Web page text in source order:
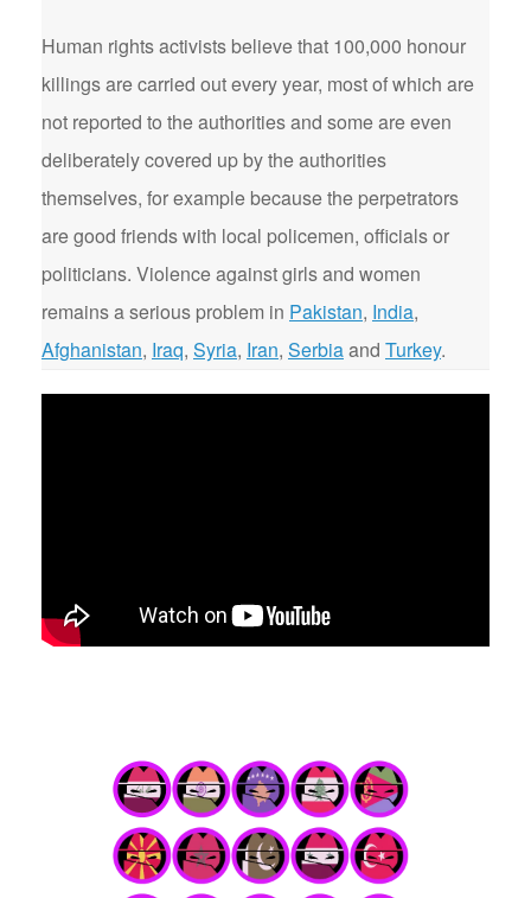
Human rights activists believe that 100,000 honour
killings are carried out every year, most of which are
not reported to the authorities and some are even
deliberately covered up by the authorities
themselves, for example because the perpetrators
are good friends with local policemen, officials or
politicians. Violence against girls and women
remains a serious problem in Pakistan, India,
Afghanistan, Iraq, Syria, Iran, Serbiaand Turkey.